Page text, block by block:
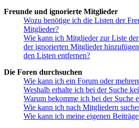
Freunde und ignorierte Mitglieder
Wozu benötige ich die Listen der
Mitglieder?
Wie kann ich Mitglieder zur Liste
der ignorierten Mitglieder
den Listen entfernen?
Die Foren durchsuchen
Wie kann ich ein Forum oder
Weshalb erhalte ich bei der Suche
Warum bekomme ich bei der Suche
Wie kann ich nach Mitgliedern
Wie kann ich meine eigenen